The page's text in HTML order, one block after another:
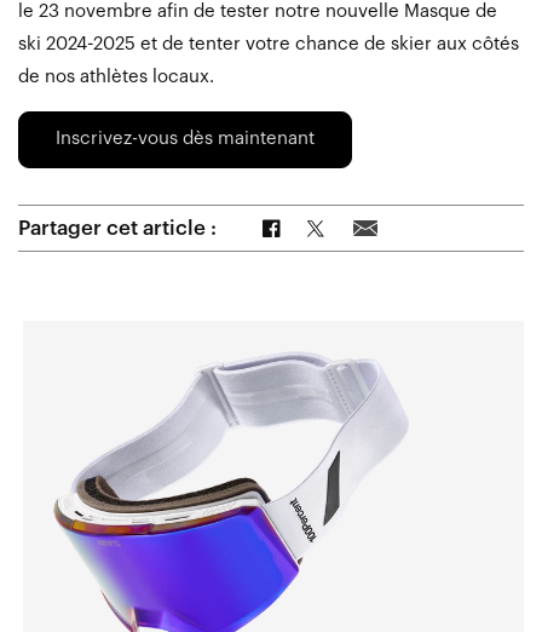
le 23 novembre afin de tester notre nouvelle Masque de
ski 2024-2025 et de tenter votre chance de skier aux côtés
de nos athlètes locaux.
Inscrivez-vous dès maintenant
Partager cet article : Partager sur Facebook
Partager sur TwitterPartager par e-mail